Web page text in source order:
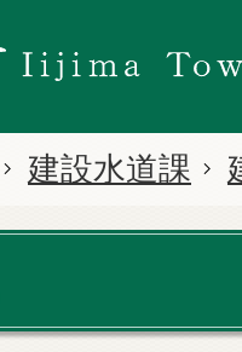
建設水道課